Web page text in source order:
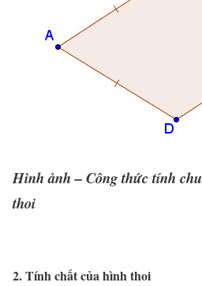
Hình ảnh – Công thức tính
thoi
2. Tính chất của hình thoi